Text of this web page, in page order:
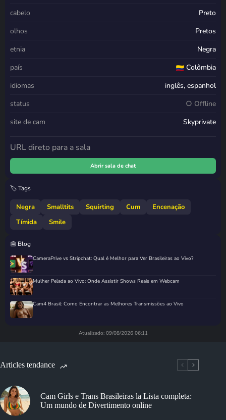
cabelo
Preto
olhos
Pretos
etnia
Negra
país
Colômbia
idiomas
inglês, espanhol
status
○ Offline
site de cam
Skyprivate
URL direto para a sala
Abrir sala de chat
🏷️ Tags
Negra Smalltits Squirting Cum
Encenação
Tímida
Smile
📰 Blog
CameraPrive vs Stripchat: Qual é Melhor para Ver Brasileiras ao Vivo?
Mulher Pelada ao Vivo: Onde Assistir Shows Reais em Webcam
Cam4 Brasil: Como Encontrar as Melhores Transmissões ao Vivo
Atualizado: 09/08/2026 06:11
Articles tendance
Cam Girls e Trans Brasileiras la Lista completa:
Um mundo de Divertimento online